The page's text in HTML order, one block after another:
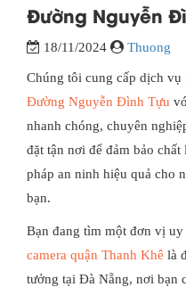
Đường Nguyễn
18/11/2024 Thuong
Chúng tôi cung cấp dịch vụ
Đường Nguyễn Đình Tựu
nhanh chóng, chuyên
đặt tận nơi để đảm bảo
pháp an ninh hiệu quả cho
bạn.
Bạn đang tìm một đơn vị uy
camera quận Thanh Khê là
tưởng tại Đà Nẵng, nơi bạn